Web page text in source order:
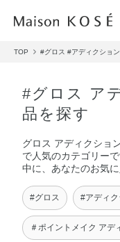
TOP #グロス #アディクション
#グロス ア
品を探す
グロス アディクショ
で人気のカテゴリー
中に、あなたのお気
#グロス #アディ
＃ポイントメイク アデ